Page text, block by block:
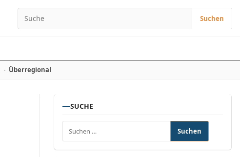
Suchen nach:
Suchen
Überregional
SUCHE
Suchen nach: